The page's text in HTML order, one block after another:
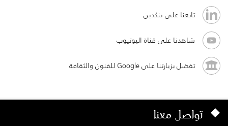
تابعنا على ينكدين
شاهدنا على قناة اليوتيوب
تفضل بزيارتنا على Google للفنون والثقافة
تواصل معنا